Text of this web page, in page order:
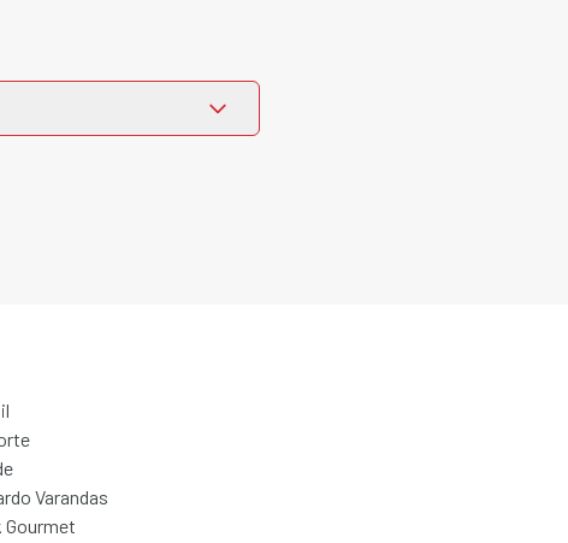
Varandas
Gourmet